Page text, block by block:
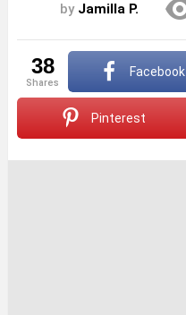
by Jamilla P.
38
shares
Facebook
Pinterest